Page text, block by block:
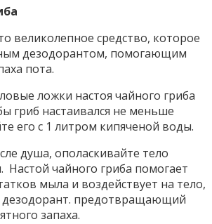
великолепное средство, которое
дезодорантом, помогающим
пота.
ложки настоя чайного гриба
гриб настаивался не меньше
его с 1 литром кипяченой воды.
душа, ополаскивайте тело
Настой чайного гриба помогает
мыла и воздействует на тело,
дезодорант. предотвращающий
запаха.